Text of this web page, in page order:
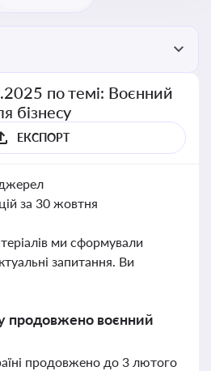
по темі: Воєнний
бізнесу
ЕКСПОРТ
за 30 жовтня
ми сформували
запитання. Ви
продовжено воєнний
продовжено до 3 лютого